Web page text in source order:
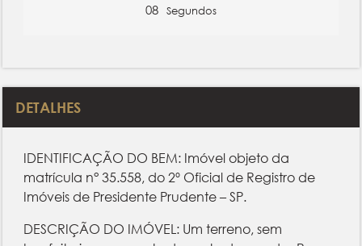
08 Segundos
DETALHES
IDENTIFICAÇÃO DO BEM: Imóvel objeto da
matrícula n° 35.558, do 2º Oficial de Registro de
Imóveis de Presidente Prudente – SP.
DESCRIÇÃO DO IMÓVEL: Um terreno, sem